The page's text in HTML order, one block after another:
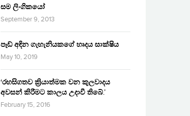
සම ලිංගිකයෝ
September 9, 2013
පෑඩ් අඳින ගැහැනියකගේ හෘදය සාක්ෂිය
May 10, 2019
‘රහසිගතව ක්‍රියාත්මක වන කුලවාදය
අවසන් කිරීමට කාලය උදාවී තිබේ.’
February 15, 2016